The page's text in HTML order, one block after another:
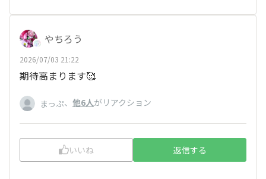
やちろう
2026/07/03 21:22
期待高まります🥰
まっぷ、 他6人がリアクション
いいね 返信する